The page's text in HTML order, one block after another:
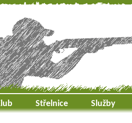
Střelnice Služby